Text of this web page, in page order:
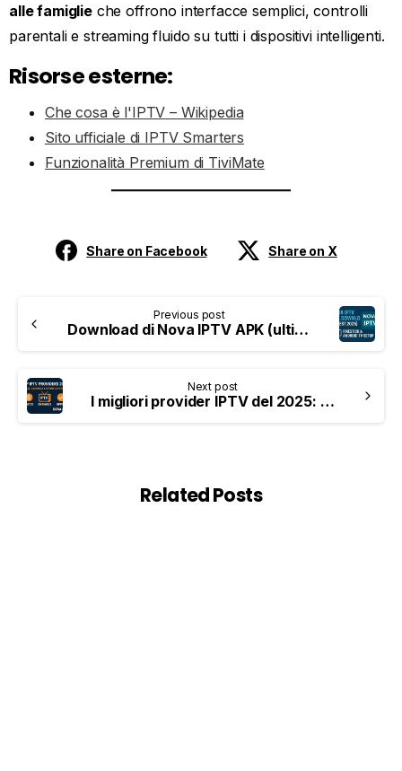
alle famiglieche offrono interfacce semplici, controlli
parentali e streaming fluido su tutti i dispositivi intelligenti.
Risorse esterne:
Che cosa è l'IPTV – Wikipedia
Sito ufficiale di IPTV Smarters
Funzionalità Premium di TiviMate
Share on Facebook Share on X
Previous post
Download di Nova IPTV APK (ultimo 2025) – Configurazione Firestick e Android TV
Next post
I migliori provider IPTV del 2025: prezzi, canali e tempi di attività a confronto
Related Posts